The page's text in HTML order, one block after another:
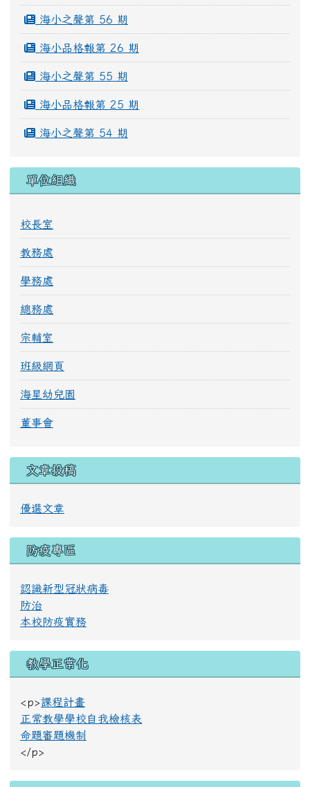
海小之聲第 56 期
海小品格報第 26 期
海小之聲第 55 期
海小品格報第 25 期
海小之聲第 54 期
單位組織
校長室
教務處
學務處
總務處
宗輔室
班級網頁
海星幼兒園
董事會
文章投稿
優選文章
防疫專區
認識新型冠狀病毒
防治
本校防疫實務
教學正常化
<p>課程計畫
正常教學學校自我檢核表
命題審題機制
</p>